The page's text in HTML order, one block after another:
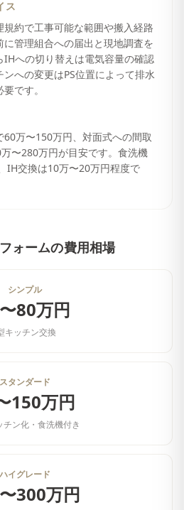
ス
約で工事可能な範囲や搬入経路
管理組合への届出と現地調査を
への切り替えは電気容量の確認
への変更はPS位置によって排水
です。
万〜150万円、対面式への間取
〜280万円が目安です。食洗機
IH交換は10万〜20万円程度で
ォームの費用相場
シンプル
80万円
キッチン交換
スタンダード
150万円
チン化・食洗機付き
ハイグレード
300万円